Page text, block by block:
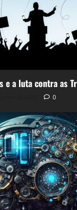
e a luta contra as
0